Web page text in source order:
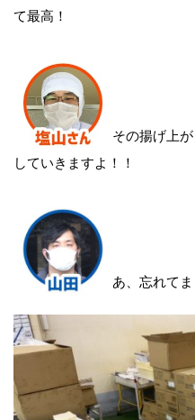
て最高！
その揚げ上
していきますよ！！
あ、忘れて